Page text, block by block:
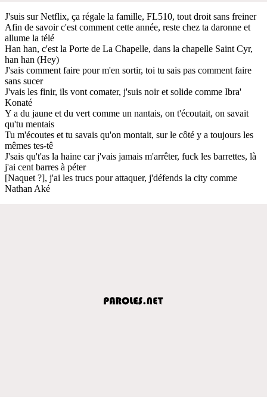
J'suis sur Netflix, ça régale la famille, FL510, tout droit sans freiner
Afin de savoir c'est comment cette année, reste chez ta daronne et
allume la télé
Han han, c'est la Porte de La Chapelle, dans la chapelle Saint Cyr,
han han (Hey)
J'sais comment faire pour m'en sortir, toi tu sais pas comment faire
sans sucer
J'vais les finir, ils vont comater, j'suis noir et solide comme Ibra'
Konaté
Y a du jaune et du vert comme un nantais, on t'écoutait, on savait
qu'tu mentais
Tu m'écoutes et tu savais qu'on montait, sur le côté y a toujours les
mêmes tes-tê
J'sais qu't'as la haine car j'vais jamais m'arrêter, fuck les barrettes, là
j'ai cent barres à péter
[Naquet ?], j'ai les trucs pour attaquer, j'défends la city comme
Nathan Aké